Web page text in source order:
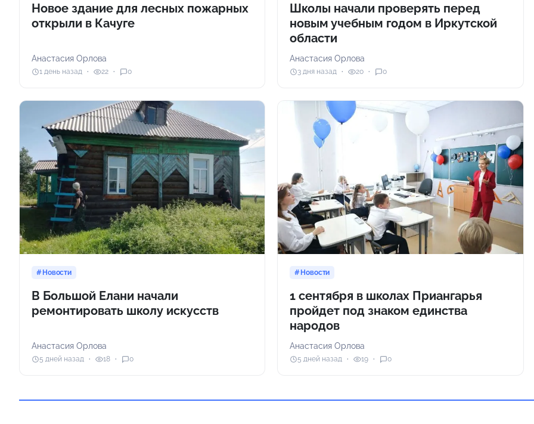
Новое здание для лесных пожарных
открыли в Качуге
Анастасия Орлова
1 день назад 22 0
Школы начали проверять перед
новым учебным годом в Иркутской
области
Анастасия Орлова
3 дня назад 20 0
Новости
В Большой Елани начали
ремонтировать школу искусств
Анастасия Орлова
5 дней назад 18 0
Новости
1 сентября в школах Приангарья
пройдет под знаком единства
народов
Анастасия Орлова
5 дней назад 19 0